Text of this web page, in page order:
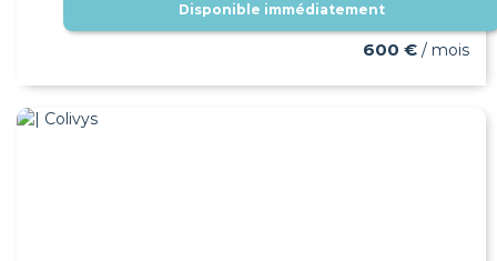
Disponible immédiatement
600 € / mois